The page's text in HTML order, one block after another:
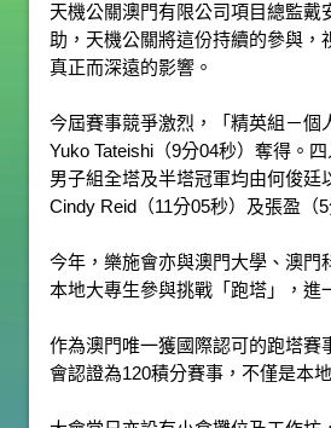
天機公關澳門有限公司項目總監
助，天機公關將這份持續的參與
真正而深遠的影響。
今屆賽事競爭激烈，「精英組－個
Yuko Tateishi（9分04秒）奪得。
男子組全塔及半塔冠軍均由何俊廷
Cindy Reid（11分05秒）及張盈（5
今年，樂施會亦與澳門大學、澳門
本地大專生參與挑戰「跑塔」，
作為澳門唯一獲國際認可的跑塔
會認證為120積分賽事，不僅是本